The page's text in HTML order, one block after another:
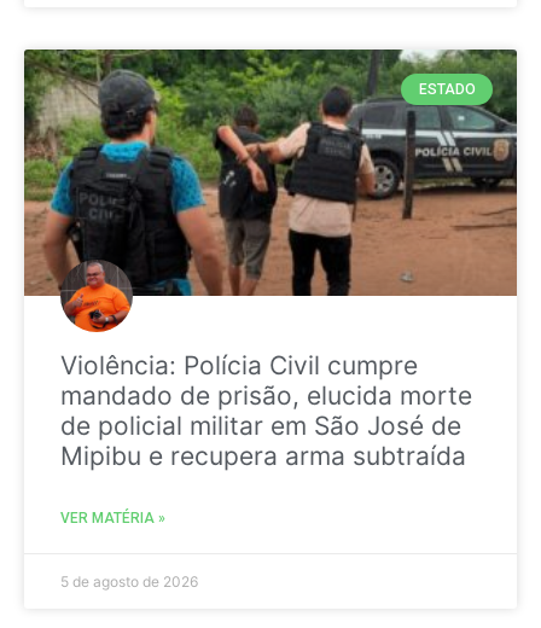
ESTADO
Violência: Polícia Civil cumpre
mandado de prisão, elucida morte
de policial militar em São José de
Mipibu e recupera arma subtraída
VER MATÉRIA »
5 de agosto de 2026